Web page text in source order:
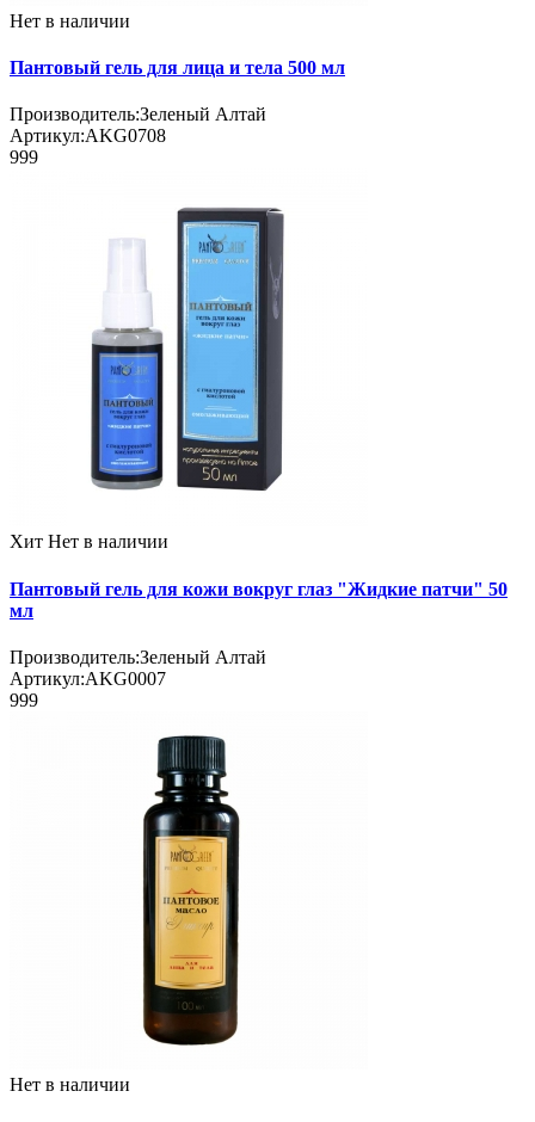
Нет в наличии
Пантовый гель для лица и тела 500 мл
Производитель:Зеленый Алтай
Артикул:AKG0708
999
Хит Нет в наличии
Пантовый гель для кожи вокруг глаз "Жидкие патчи" 50
мл
Производитель:Зеленый Алтай
Артикул:AKG0007
999
Нет в наличии